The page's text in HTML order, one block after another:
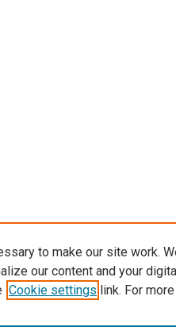
to make our site work.
our content and your
Cookie settings link. For